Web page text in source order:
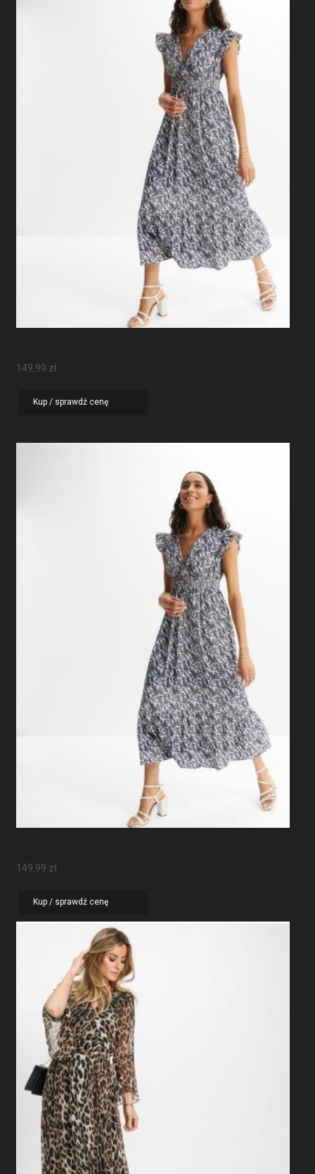
149,99 zł
Kup / sprawdź cenę
149,99 zł
Kup / sprawdź cenę